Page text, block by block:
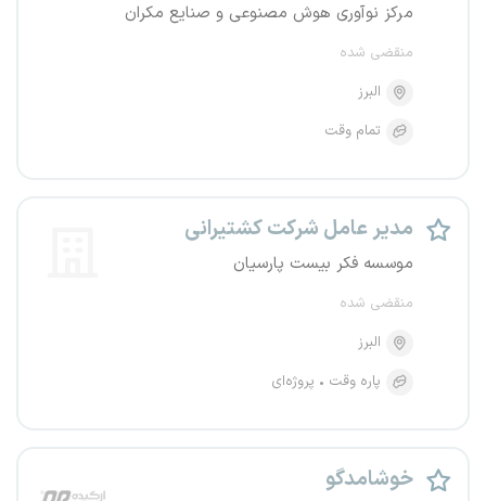
مرکز نوآوری هوش مصنوعی و صنایع مکران
منقضی شده
البرز
تمام وقت
مدیر عامل شرکت کشتیرانی
موسسه فکر بیست پارسیان
منقضی شده
البرز
پاره وقت
پروژه‌ای
خوشامدگو